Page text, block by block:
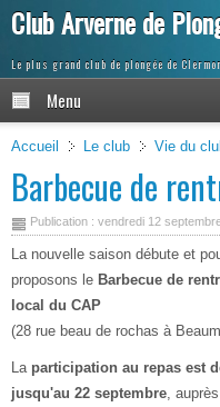
Club Arverne de
Le plus grand club de plongée de
Menu
Accueil Le club Vie du
Barbecue de
Publication : vendredi 12
La nouvelle saison débute et
proposons le Barbecue de
local du CAP
(28 rue beau de rochas à
La participation au repas est
jusqu'au 22 septembre,